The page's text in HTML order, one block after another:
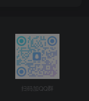
扫码加QQ群